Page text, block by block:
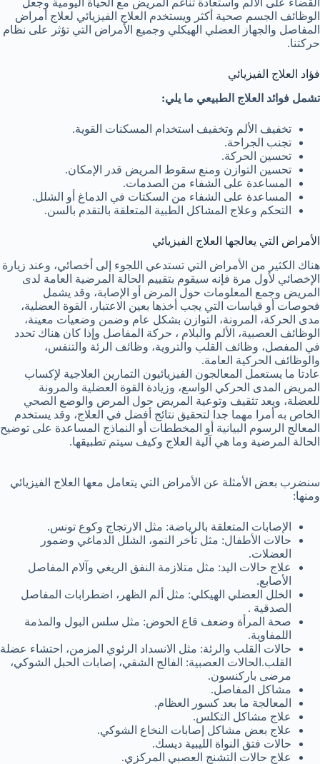
القضاء على الألم واستعادة تناغم المريض مع الحياة اليومية وجعل
الوظائف الجسم صحية أكثر ويستخدم العلاج الفيزيائي لعلاج أمراض
المفاصل والجهاز العضلي الهيكلي وجميع الأمراض التي تؤثر على نظام
حركتنا.
فؤاد العلاج الفيزيائي
تشمل فوائد العلاج الطبيعي ما يلي:
تخفيف الألم وتخفيف استخدام المسكنات القوية.
تجنب الجراحة.
تحسين الحركة.
تحسين التوازن ومنع سقوط المريض قدر الإمكان.
المساعدة على الشفاء من الصدمات.
المساعدة على الشفاء من السكتات في الدماغ أو الشلل.
التحكم وعلاج المشاكل الطبية المتعلقة بالتقدم بالسن.
الأمراض التي يعالجها العلاج الفيزيائي
هناك الكثير من الأمراض التي تستدعي اللجوء إلى أخصائي، وعند زيارة
الإخصائي لأول مرة فإنه سيقوم بتقييم الحالة المرضية العامة لدى
المريض وجمع المعلومات حول المرض أو الإصابة، وقد يشمل
فحوصات أو قياسات التي يجب أخذها بعين الاعتبار، القوة العضلية،
مدى الحركة، المرونة، التوازن بشكل عام وضمن وضعيات معينة،
الوظائف العصبية، الألم والبلام ، حركة المفاصل وإذا كان هناك تحدد
في المفصل، وظائف القلب والتروية، وظائف الرئة والتنفس،
والوظائف الحركية العامة.
عادتا ما يستعمل المعالجون الفيزيائيون التمارين العلاجية لإكساب
المريض المدى الحركي الواسع، وزيادة القوة العضلية والمرونة
للعضلة، ويعد تثقيف وتوعية المريض حول المرض والوضع الصحي
الخاص به أمرا مهما جدا لتحقيق نتائج أفضل في العلاج، وقد يستخدم
المعالج الرسوم البيانية أو المخططات أو النماذج المساعدة على توضيح
الحالة المرضية وما هي آلية العلاج وكيف سيتم تطبيقها.
سنضرب بعض الأمثلة عن الأمراض التي يتعامل معها العلاج الفيزيائي
ومنها:
الإصابات المتعلقة بالرياضة: مثل الارتجاج وكوع تونس.
حالات الأطفال: مثل تأخر النمو، الشلل الدماغي وضمور
العضلات.
علاج حالات اليد: مثل متلازمة النفق الريغي وآلام المفاصل
الأصابع.
الخلل العضلي الهيكلي: مثل ألم الظهر، اضطرابات المفاصل
الصدقية .
صحة المرأة وضعف قاع الحوض: مثل سلس البول والمذمة
اللمفاوية.
حالات القلب والرئة: مثل الانسداد الرئوي المزمن، احتشاء عضلة
القلب.الحالات العصبية: الفالج الشقي، إصابات الحبل الشوكي،
مرضى باركنسون.
مشاكل المفاصل.
المعالجة ما بعد كسور العظام.
علاج مشاكل التكلس.
علاج بعض مشاكل إصابات النخاع الشوكي.
حالات فتق النواة الليبية ديسك.
علاج حالات التشنج العصبي المركزي.